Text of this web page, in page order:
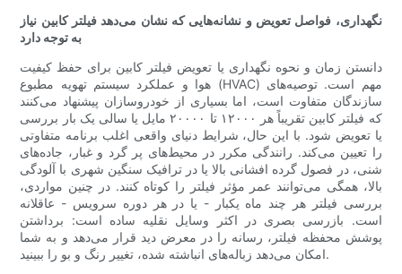
نگهداری، فواصل تعویض و نشانه‌هایی که نشان می‌دهد فیلتر کابین نیاز
به توجه دارد
دانستن زمان و نحوه نگهداری یا تعویض فیلتر کابین برای حفظ کیفیت
هوا و عملکرد سیستم تهویه مطبوع (HVAC) مهم است. توصیه‌های
سازندگان متفاوت است، اما بسیاری از خودروسازان پیشنهاد می‌کنند
که فیلتر کابین تقریباً هر ۱۲۰۰۰ تا ۲۰۰۰۰ مایل یا سالی یک بار بررسی
یا تعویض شود. با این حال، شرایط دنیای واقعی اغلب برنامه متفاوتی
را تعیین می‌کند. رانندگی مکرر در محیط‌های پر گرد و غبار، جاده‌های
شنی، در فصول گرده افشانی بالا یا در ترافیک سنگین شهری با آلودگی
بالا، همگی می‌توانند عمر مؤثر فیلتر را کوتاه کنند. در چنین مواردی،
بررسی فیلتر هر چند ماه یکبار - یا در هر دوره سرویس - عاقلانه
است. بازرسی بصری در اکثر وسایل نقلیه ساده است: برداشتن
پوشش محفظه فیلتر، رسانه را در معرض دید قرار می‌دهد و به شما
امکان می‌دهد زباله‌های انباشته شده، تغییر رنگ و بو را ببینید.